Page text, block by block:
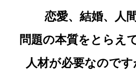
恋愛、結婚、人
問題の本質をとらえ
人材が必要なのです